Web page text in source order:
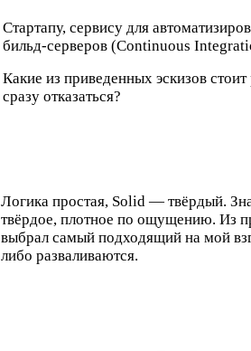
Стартапу, сервису для
бильд-серверов (Continuous
Какие из приведенных эскизов
сразу отказаться?
Логика простая, Solid — твёрдый.
твёрдое, плотное по ощущению. Из
выбрал самый подходящий на мой
либо разваливаются.